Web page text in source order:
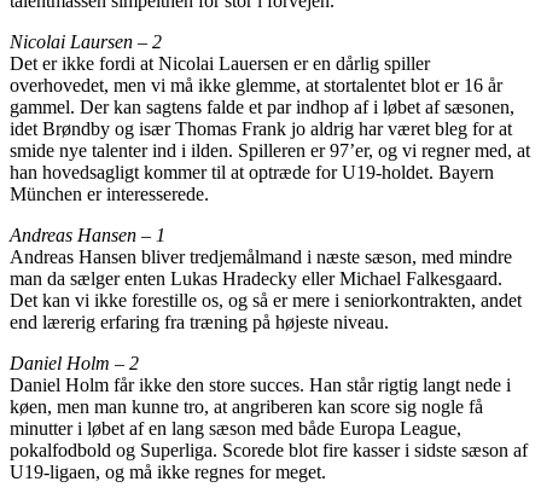
Nicolai Laursen – 2
Det er ikke fordi at Nicolai Lauersen er en dårlig spiller
overhovedet, men vi må ikke glemme, at stortalentet blot er 16 år
gammel. Der kan sagtens falde et par indhop af i løbet af sæsonen,
idet Brøndby og især Thomas Frank jo aldrig har været bleg for at
smide nye talenter ind i ilden. Spilleren er 97’er, og vi regner med, at
han hovedsagligt kommer til at optræde for U19-holdet. Bayern
München er interesserede.
Andreas Hansen – 1
Andreas Hansen bliver tredjemålmand i næste sæson, med mindre
man da sælger enten Lukas Hradecky eller Michael Falkesgaard.
Det kan vi ikke forestille os, og så er mere i seniorkontrakten, andet
end lærerig erfaring fra træning på højeste niveau.
Daniel Holm – 2
Daniel Holm får ikke den store succes. Han står rigtig langt nede i
køen, men man kunne tro, at angriberen kan score sig nogle få
minutter i løbet af en lang sæson med både Europa League,
pokalfodbold og Superliga. Scorede blot fire kasser i sidste sæson af
U19-ligaen, og må ikke regnes for meget.